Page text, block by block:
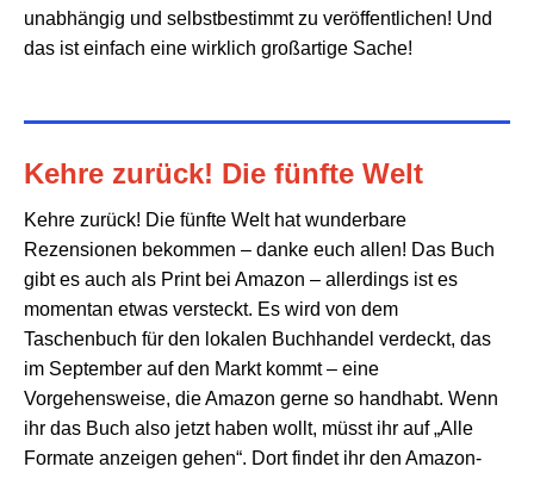
unabhängig und selbstbestimmt zu veröffentlichen! Und
das ist einfach eine wirklich großartige Sache!
Kehre zurück! Die fünfte Welt
Kehre zurück! Die fünfte Welt hat wunderbare
Rezensionen bekommen – danke euch allen! Das Buch
gibt es auch als Print bei Amazon – allerdings ist es
momentan etwas versteckt. Es wird von dem
Taschenbuch für den lokalen Buchhandel verdeckt, das
im September auf den Markt kommt – eine
Vorgehensweise, die Amazon gerne so handhabt. Wenn
ihr das Buch also jetzt haben wollt, müsst ihr auf „Alle
Formate anzeigen gehen“. Dort findet ihr den Amazon-